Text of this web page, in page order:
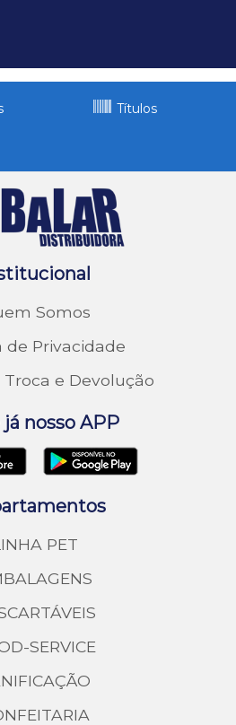
Títulos
Somos
de Privacidade
e Devolução
já nosso APP
PET
SERVICE